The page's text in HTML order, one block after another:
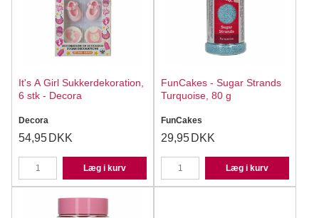
It's A Girl Sukkerdekoration,
6 stk - Decora
Decora
54,95 DKK
Læg i kurv
FunCakes - Sugar Strands
Turquoise, 80 g
FunCakes
29,95 DKK
Læg i kurv